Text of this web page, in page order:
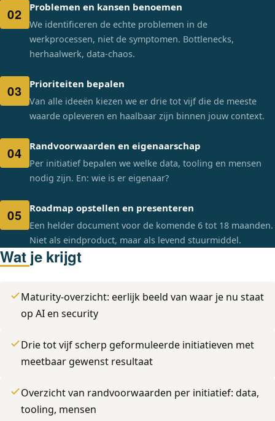
02 Problemen en kansen benoemen
We identificeren de echte problemen in de
werkprocessen, niet de symptomen. Bottlenecks,
herhaalwerk, data-chaos.
03 Prioriteiten bepalen
Van alle ideeën kiezen we er drie tot vijf die de meeste
waarde opleveren en haalbaar zijn binnen jouw context.
04 Randvoorwaarden en eigenaarschap
Per initiatief bepalen we welke data, tooling en mensen
nodig zijn. En: wie is er eigenaar?
05 Roadmap opstellen en presenteren
Een helder document voor de komende 6 tot 18 maanden.
Niet als eindproduct, maar als levend stuurmiddel.
Wat je krijgt
Maturity-overzicht: eerlijk beeld van waar je nu staat
op AI en security
Drie tot vijf scherp geformuleerde initiatieven met
meetbaar gewenst resultaat
Overzicht van randvoorwaarden per initiatief: data,
tooling, mensen